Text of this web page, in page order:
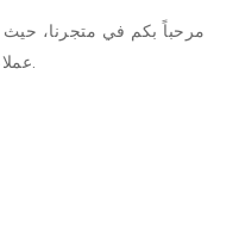
مرحباً بكم في متجرنا، حيث
عملاء لا مثيل لها وأسلوب متجرنا والابتكار.